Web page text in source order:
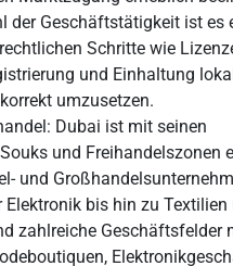
der Geschäftstätigkeit ist es
Schritte wie
und Einhaltung
umzusetzen.
Dubai ist mit seinen
und Freihandelszonen
und
Elektronik bis hin zu Textilien
zahlreiche Geschäftsfelder